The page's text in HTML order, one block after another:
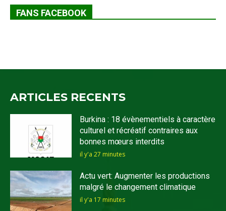
FANS FACEBOOK
ARTICLES RECENTS
Burkina : 18 évènementiels à caractère
culturel et récréatif contraires aux
bonnes mœurs interdits
il y'a 27 minutes
Actu vert: Augmenter les productions
malgré le changement climatique
il y'a 17 minutes